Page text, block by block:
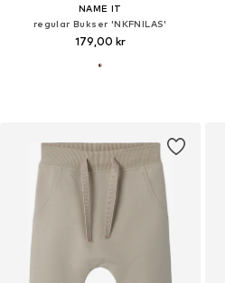
NAME IT
regular Bukser 'NKFNILAS'
179,00 kr